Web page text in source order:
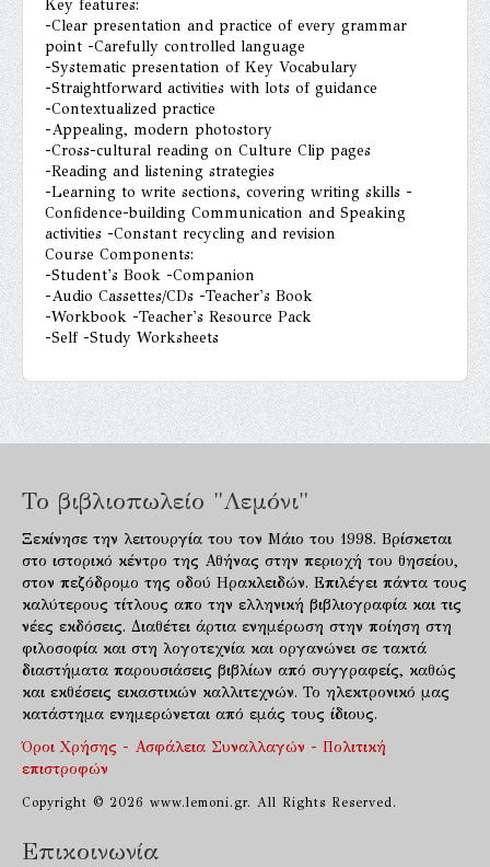
Key features:
-Clear presentation and practice of every grammar
point -Carefully controlled language
-Systematic presentation of Key Vocabulary
-Straightforward activities with lots of guidance
-Contextualized practice
-Appealing, modern photostory
-Cross-cultural reading on Culture Clip pages
-Reading and listening strategies
-Learning to write sections, covering writing skills -
Confidence-building Communication and Speaking
activities -Constant recycling and revision
Course Components:
-Student's Book -Companion
-Audio Cassettes/CDs -Teacher's Book
-Workbook -Teacher's Resource Pack
-Self -Study Worksheets
Το βιβλιοπωλείο "Λεμόνι"
Ξεκίνησε την λειτουργία του τον Μάιο του 1998. Βρίσκεται
στο ιστορικό κέντρο της Αθήνας στην περιοχή του θησείου,
στον πεζόδρομο της οδού Ηρακλειδών. Επιλέγει πάντα τους
καλύτερους τίτλους απο την ελληνική βιβλιογραφία και τις
νέες εκδόσεις. Διαθέτει άρτια ενημέρωση στην ποίηση στη
φιλοσοφία και στη λογοτεχνία και οργανώνει σε τακτά
διαστήματα παρουσιάσεις βιβλίων από συγγραφείς, καθώς
και εκθέσεις εικαστικών καλλιτεχνών. Το ηλεκτρονικό μας
κατάστημα ενημερώνεται από εμάς τους ίδιους.
Όροι Χρήσης - Ασφάλεια Συναλλαγών - Πολιτική
επιστροφών
Copyright © 2026 www.lemoni.gr. All Rights Reserved.
Επικοινωνία